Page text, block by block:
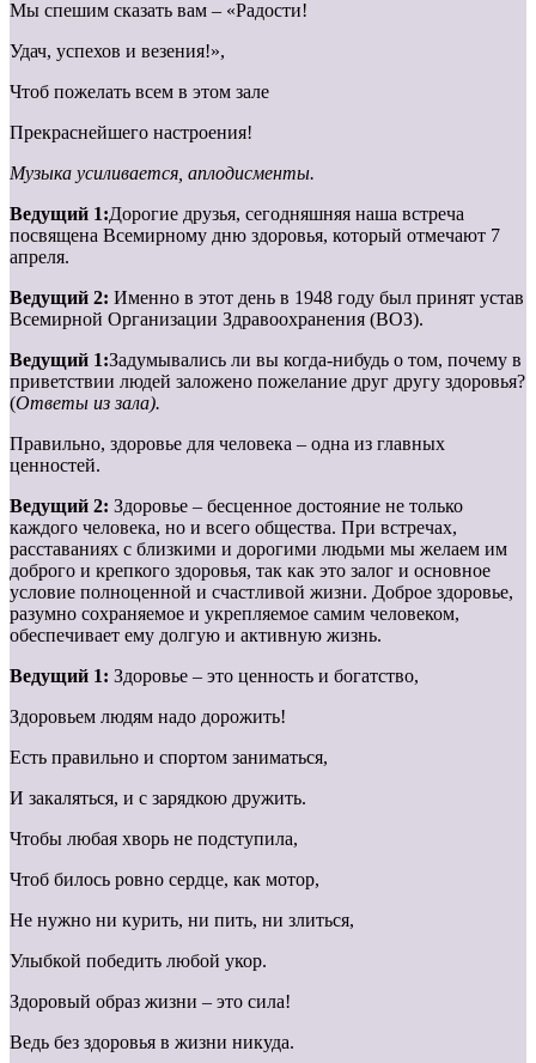
Мы спешим сказать вам – «Радости!
Удач, успехов и везения!»,
Чтоб пожелать всем в этом зале
Прекраснейшего настроения!
Музыка усиливается, аплодисменты.
Ведущий 1:Дорогие друзья, сегодняшняя наша встреча
посвящена Всемирному дню здоровья, который отмечают 7
апреля.
Ведущий 2: Именно в этот день в 1948 году был принят устав
Всемирной Организации Здравоохранения (ВОЗ).
Ведущий 1:Задумывались ли вы когда-нибудь о том, почему в
приветствии людей заложено пожелание друг другу здоровья?
(Ответы из зала).
Правильно, здоровье для человека – одна из главных
ценностей.
Ведущий 2: Здоровье – бесценное достояние не только
каждого человека, но и всего общества. При встречах,
расставаниях с близкими и дорогими людьми мы желаем им
доброго и крепкого здоровья, так как это залог и основное
условие полноценной и счастливой жизни. Доброе здоровье,
разумно сохраняемое и укрепляемое самим человеком,
обеспечивает ему долгую и активную жизнь.
Ведущий 1: Здоровье – это ценность и богатство,
Здоровьем людям надо дорожить!
Есть правильно и спортом заниматься,
И закаляться, и с зарядкою дружить.
Чтобы любая хворь не подступила,
Чтоб билось ровно сердце, как мотор,
Не нужно ни курить, ни пить, ни злиться,
Улыбкой победить любой укор.
Здоровый образ жизни – это сила!
Ведь без здоровья в жизни никуда.